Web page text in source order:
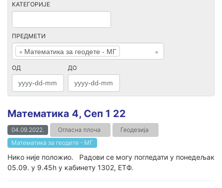
КАТЕГОРИЈЕ
ПРЕДМЕТИ
×
× Математика за геодете - МГ
ОД ДО
Математика 4, Сеп 1 22
04.09.2022. Огласна плоча
Геодезија
Математика за геодете - МГ
Нико није положио. Радови се могу погледати у понедељак
05.09. у 9.45h у кабинету 1302, ЕТФ.